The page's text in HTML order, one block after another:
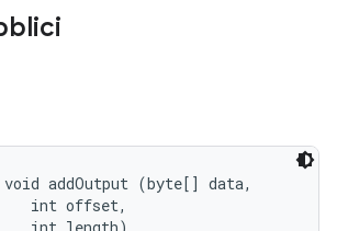
addOutput (byte[] data,
int offset,